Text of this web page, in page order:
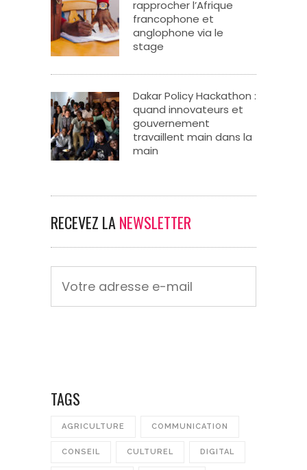
rapprocher l’Afrique
francophone et
anglophone via le
stage
Dakar Policy Hackathon :
quand innovateurs et
gouvernement
travaillent main dans la
main
RECEVEZ LA NEWSLETTER
TAGS
AGRICULTURE COMMUNICATION
CONSEIL CULTUREL DIGITAL